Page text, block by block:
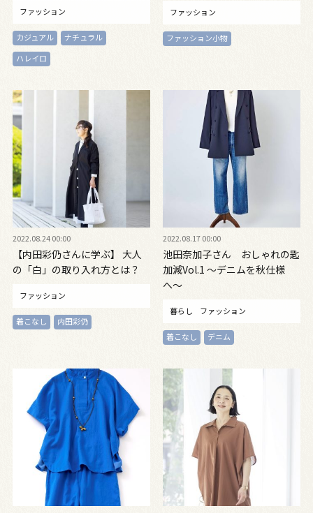
ファッション
カジュアル
ナチュラル
ハレイロ
ファッション
ファッション小物
2022.08.24 00:00
【内田彩仍さんに学ぶ】 大人
の「白」の取り入れ方とは？
ファッション
着こなし 内田彩仍
2022.08.17 00:00
池田奈加子さん おしゃれの匙
加減Vol.1 〜デニムを秋仕様
へ〜
暮らし ファッション
着こなし デニム